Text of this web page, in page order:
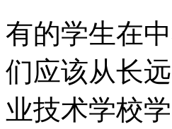
有的学生在
们应该从长
业技术学校